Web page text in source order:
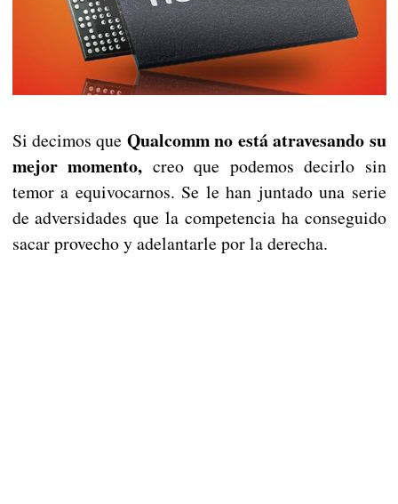
Si decimos que Qualcomm no está atravesando su
mejor momento, creo que podemos decirlo sin
temor a equivocarnos. Se le han juntado una serie
de adversidades que la competencia ha conseguido
sacar provecho y adelantarle por la derecha.